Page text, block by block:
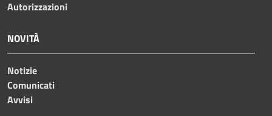
Autorizzazioni
NOVITÀ
Notizie
Comunicati
Avvisi